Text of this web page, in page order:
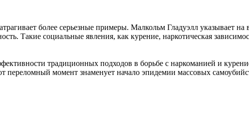
более серьезные примеры. Малкольм Гладуэлл указывает
Такие социальные явления, как курение, наркотическая
традиционных подходов в борьбе с наркоманией и
переломный момент знаменует начало эпидемии массовых